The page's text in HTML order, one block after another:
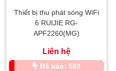
Thiết bị thu phát sóng WiFi
6 RUIJIE RG-
APF2260(MG)
Liên hệ
Đã bán: 583